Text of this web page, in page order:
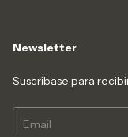
Newsletter
Suscribase para